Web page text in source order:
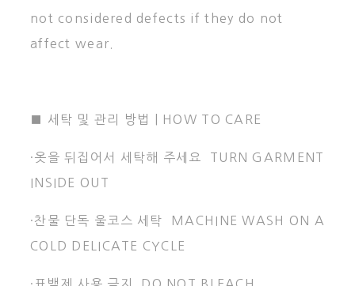
not considered defects if they do not
affect wear.
■ 세탁 및 관리 방법 | HOW TO CARE
·옷을 뒤집어서 세탁해 주세요 TURN GARMENT
INSIDE OUT
·찬물 단독 울코스 세탁 MACHINE WASH ON A
COLD DELICATE CYCLE
·표백제 사용 금지 DO NOT BLEACH